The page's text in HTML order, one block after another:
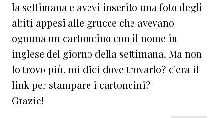
la settimana e avevi inserito una foto degli
abiti appesi alle grucce che avevano
ognuna un cartoncino con il nome in
inglese del giorno della settimana. Ma non
lo trovo più, mi dici dove trovarlo? c’era il
link per stampare i cartoncini?
Grazie!